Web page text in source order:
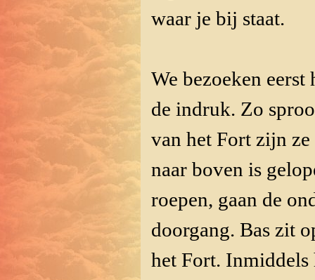
waar je bij staat.
We bezoeken
de indruk. Zo
van het Fort zijn
naar boven is
roepen, gaan de
doorgang. Bas zit
het Fort. Inmiddels